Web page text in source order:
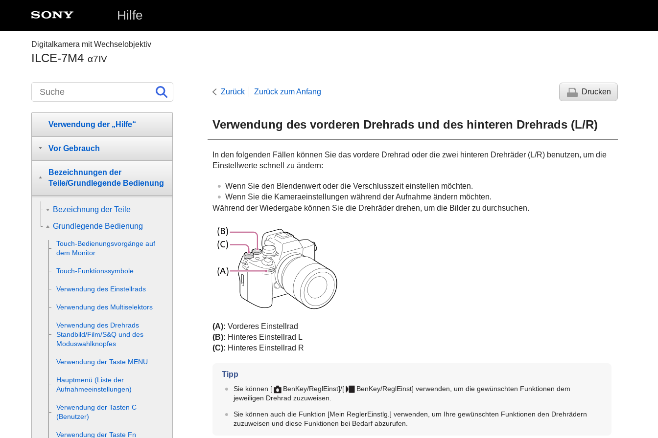
Hilfe
Digitalkamera mit Wechselobjektiv
ILCE-7M4 α7IV
Zurück Zurück zum Anfang Drucken
Verwendung des vorderen Drehrads und des hinteren Drehrads (L/R)
In den folgenden Fällen können Sie das vordere Drehrad oder die zwei hinteren Drehräder (L/R) benutzen, um die
Einstellwerte schnell zu ändern:
Wenn Sie den Blendenwert oder die Verschlusszeit einstellen möchten.
Wenn Sie die Kameraeinstellungen während der Aufnahme ändern möchten.
Während der Wiedergabe können Sie die Drehräder drehen, um die Bilder zu durchsuchen.
(A): Vorderes Einstellrad
(B): Hinteres Einstellrad L
(C): Hinteres Einstellrad R
Tipp
Sie können [ BenKey/ReglEinst]/[ BenKey/ReglEinst] verwenden, um die gewünschten Funktionen dem
jeweiligen Drehrad zuzuweisen.
Sie können auch die Funktion [Mein ReglerEinstlg.] verwenden, um Ihre gewünschten Funktionen den Drehrädern
zuzuweisen und diese Funktionen bei Bedarf abzurufen.
Verwendung der „Hilfe“
Vor Gebrauch
Bezeichnungen der
Teile/Grundlegende Bedienung
Bezeichnung der Teile
Grundlegende Bedienung
Touch-Bedienungsvorgänge auf
dem Monitor
Touch-Funktionssymbole
Verwendung des Einstellrads
Verwendung des Multiselektors
Verwendung des Drehrads
Standbild/Film/S&Q und des
Moduswahlknopfes
Verwendung der Taste MENU
Hauptmenü (Liste der
Aufnahmeeinstellungen)
Verwendung der Tasten C
(Benutzer)
Verwendung der Taste Fn